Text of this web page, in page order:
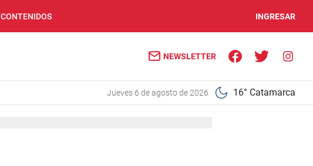
CONTENIDOS INGRESAR
NEWSLETTER
jueves 6 de agosto de 2026 16° Catamarca